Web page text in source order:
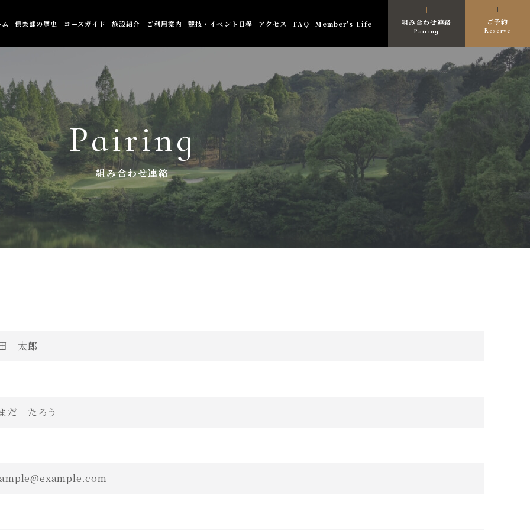
倶楽部の歴史 コースガイド 施設紹介 ご利用案内 競技・イベント日程 アクセス FAQ Member's Life 組み合わせ連絡
Pairing
ご予約
Reserve
Pairing
組み合わせ連絡